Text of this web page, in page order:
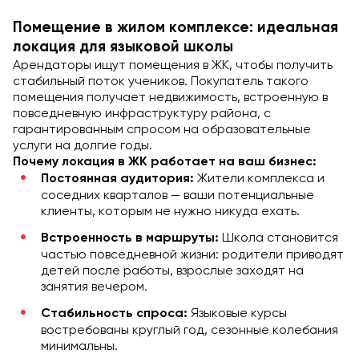
Помещение в жилом комплексе: идеальная
локация для языковой школы
Арендаторы ищут помещения в ЖК, чтобы получить
стабильный поток учеников. Покупатель такого
помещения получает недвижимость, встроенную в
повседневную инфраструктуру района, с
гарантированным спросом на образовательные
услуги на долгие годы.
Почему локация в ЖК работает на ваш бизнес:
Постоянная аудитория: Жители комплекса и
соседних кварталов — ваши потенциальные
клиенты, которым не нужно никуда ехать.
Встроенность в маршруты: Школа становится
частью повседневной жизни: родители приводят
детей после работы, взрослые заходят на
занятия вечером.
Стабильность спроса: Языковые курсы
востребованы круглый год, сезонные колебания
минимальны.